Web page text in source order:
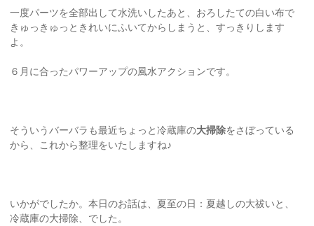
一度パーツを全部出して水洗いしたあと、おろしたての白い布で
きゅっきゅっときれいにふいてからしまうと、すっきりします
よ。
６月に合ったパワーアップの風水アクションです。
そういうバーバラも最近ちょっと冷蔵庫の大掃除をさぼっている
から、これから整理をいたしますね♪
いかがでしたか。本日のお話は、夏至の日：夏越しの大祓いと、
冷蔵庫の大掃除、でした。